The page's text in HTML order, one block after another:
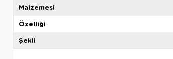
Malzemesi
Özelliği
Şekli